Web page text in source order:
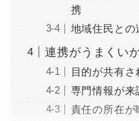
携
地域住民との
連携がうまくい
目的が共有
専門情報が来
責任の所在が